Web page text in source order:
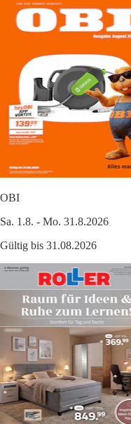
OBI
Sa. 1.8. - Mo. 31.8.2026
Gültig bis 31.08.2026